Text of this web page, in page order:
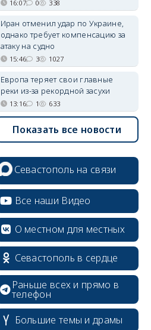
16:07 0 338
Иран отменил удар по Украине,
однако требует компенсацию за
атаку на судно
15:46 3 1027
Европа теряет свои главные
реки из-за рекордной засухи
13:16 1 633
Показать все новости
Севастополь на связи
Все наши Видео
О местном для местных
Севастополь в сердце
Раньше всех и прямо в
телефон
Большие темы и драмы